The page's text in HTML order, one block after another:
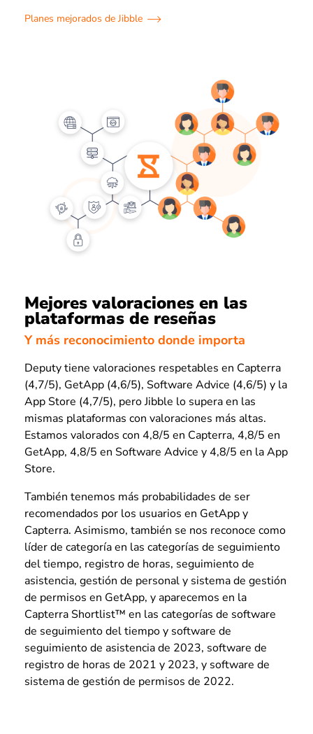
Planes mejorados de Jibble
Mejores valoraciones en las
plataformas de reseñas
Y más reconocimiento donde importa
Deputy tiene valoraciones respetables en Capterra
(4,7/5), GetApp (4,6/5), Software Advice (4,6/5) y la
App Store (4,7/5), pero Jibble lo supera en las
mismas plataformas con valoraciones más altas.
Estamos valorados con 4,8/5 en Capterra, 4,8/5 en
GetApp, 4,8/5 en Software Advice y 4,8/5 en la App
Store.
También tenemos más probabilidades de ser
recomendados por los usuarios en GetApp y
Capterra. Asimismo, también se nos reconoce como
líder de categoría en las categorías de seguimiento
del tiempo, registro de horas, seguimiento de
asistencia, gestión de personal y sistema de gestión
de permisos en GetApp, y aparecemos en la
Capterra Shortlist™ en las categorías de software
de seguimiento del tiempo y software de
seguimiento de asistencia de 2023, software de
registro de horas de 2021 y 2023, y software de
sistema de gestión de permisos de 2022.